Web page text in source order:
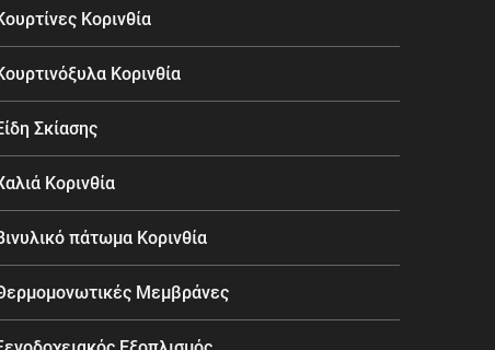
Κορινθία
Κορινθία
Σκίασης
Κορινθία
πάτωμα Κορινθία
Μεμβράνες